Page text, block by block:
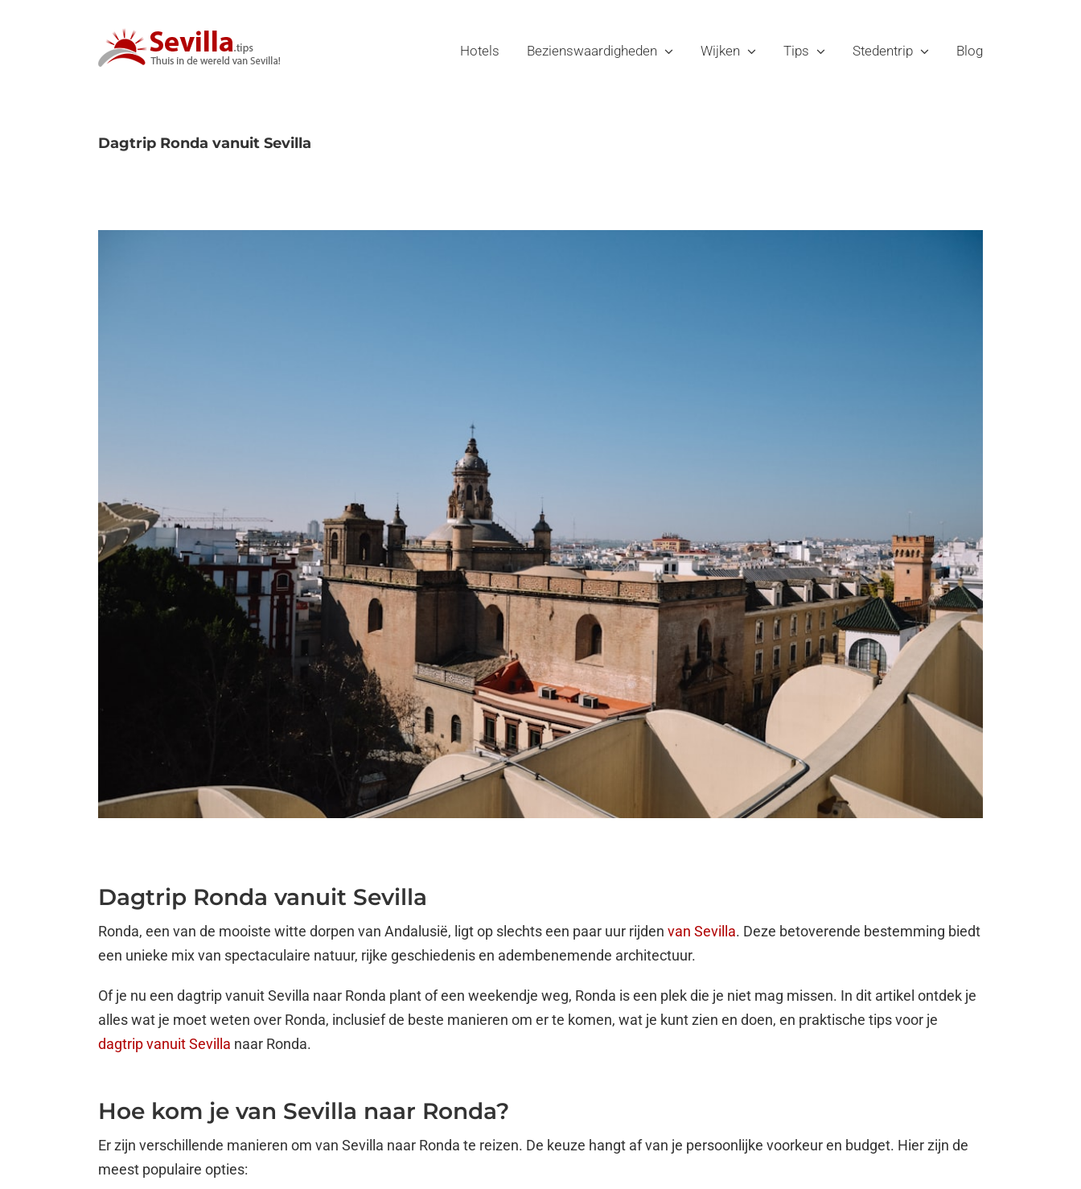
Hotels Bezienswaardigheden Wijken Tips Stedentrip Blog
Dagtrip Ronda vanuit Sevilla
Dagtrip Ronda vanuit Sevilla
Ronda, een van de mooiste witte dorpen van Andalusië, ligt op slechts een paar uur rijden van Sevilla. Deze betoverende bestemming biedt
een unieke mix van spectaculaire natuur, rijke geschiedenis en adembenemende architectuur.
Of je nu een dagtrip vanuit Sevilla naar Ronda plant of een weekendje weg, Ronda is een plek die je niet mag missen. In dit artikel ontdek je
alles wat je moet weten over Ronda, inclusief de beste manieren om er te komen, wat je kunt zien en doen, en praktische tips voor je
dagtrip vanuit Sevilla naar Ronda.
Hoe kom je van Sevilla naar Ronda?
Er zijn verschillende manieren om van Sevilla naar Ronda te reizen. De keuze hangt af van je persoonlijke voorkeur en budget. Hier zijn de
meest populaire opties: